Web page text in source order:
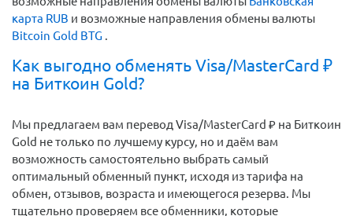
карта RUB и возможные направления обмены валюты
Bitcoin Gold BTG .
Как выгодно обменять Visa/MasterCard ₽
на Биткоин Gold?
Мы предлагаем вам перевод Visa/MasterCard ₽ на Биткоин
Gold не только по лучшему курсу, но и даём вам
возможность самостоятельно выбрать самый
оптимальный обменный пункт, исходя из тарифа на
обмен, отзывов, возраста и имеющегося резерва. Мы
тщательно проверяем все обменники, которые